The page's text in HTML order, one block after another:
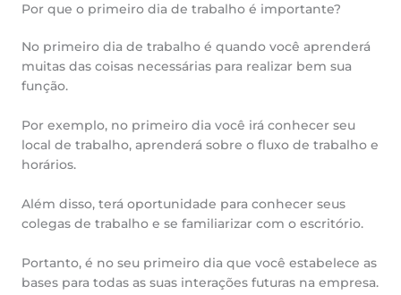
Por que o primeiro dia de trabalho é importante?
No primeiro dia de trabalho é quando você aprenderá
muitas das coisas necessárias para realizar bem sua
função.
Por exemplo, no primeiro dia você irá conhecer seu
local de trabalho, aprenderá sobre o fluxo de trabalho e
horários.
Além disso, terá oportunidade para conhecer seus
colegas de trabalho e se familiarizar com o escritório.
Portanto, é no seu primeiro dia que você estabelece as
bases para todas as suas interações futuras na empresa.